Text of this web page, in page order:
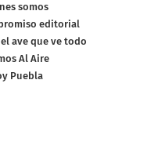
somos
editorial
el ave que ve todo
Al Aire
Puebla